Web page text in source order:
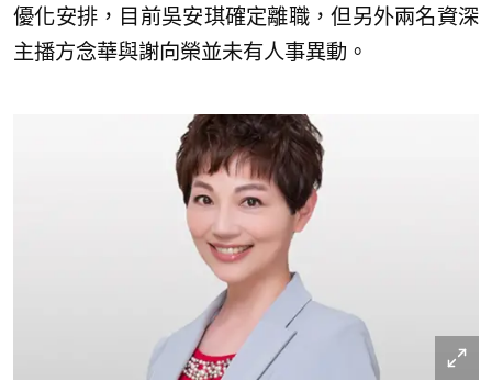
優化安排，目前吳安琪確定離職，但另外兩名資深
主播方念華與謝向榮並未有人事異動。